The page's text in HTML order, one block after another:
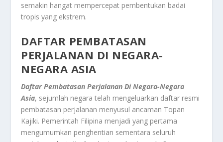
semakin hangat mempercepat pembentukan badai
tropis yang ekstrem.
DAFTAR PEMBATASAN
PERJALANAN DI NEGARA-
NEGARA ASIA
Daftar Pembatasan Perjalanan Di Negara-Negara
Asia, sejumlah negara telah mengeluarkan daftar resmi
pembatasan perjalanan menyusul ancaman Topan
Kajiki. Pemerintah Filipina menjadi yang pertama
mengumumkan penghentian sementara seluruh